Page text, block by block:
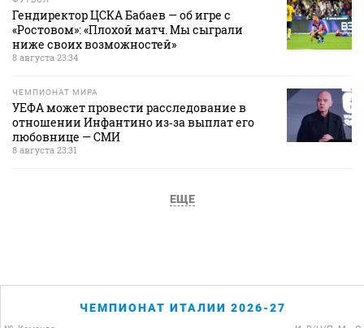
Гендиректор ЦСКА Бабаев — об игре с
«Ростовом»: «Плохой матч. Мы сыграли
ниже своих возможностей»
8 августа 23:34
ЧЕМПИОНАТ МИРА
УЕФА может провести расследование в
отношении Инфантино из‑за выплат его
любовнице — СМИ
8 августа 23:31
ЕЩЕ
ЧЕМПИОНАТ ИТАЛИИ 2026-27